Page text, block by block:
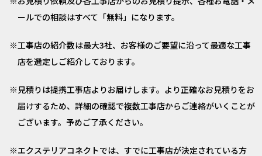
ールでの相談はすべて「無料」になります。
工事店の紹介数は最大3社、お客様のご要望に沿って最適な工事
店を選定しご紹介しております。
見積りは提携工事店よりお届けします。より正確なお見積りをお
届けするため、詳細の確認で複数工事店からご連絡がいくことが
ございます。予めご了承ください。
エクステリアコネクトでは、すでに工事店が決定されている方